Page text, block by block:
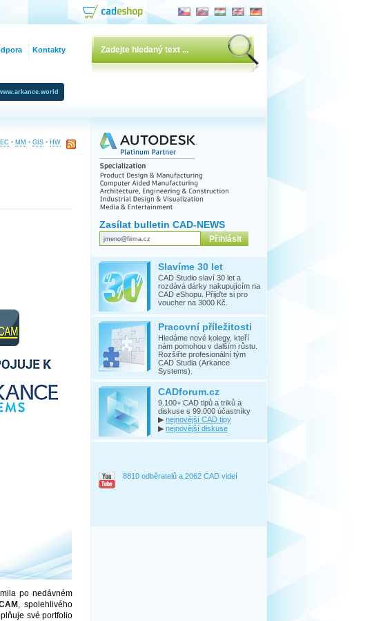
• MM • GIS • HW
po nedávném
, spolehlivého
své portfolio
Zasílat bulletin CAD-NEWS
Slavíme 30 let
CAD Studio slaví 30 let a
rozdává dárky nakupujícím na
CAD eShopu. Přijďte si pro
voucher na 3000 Kč.
Pracovní příležitosti
Hledáme nové kolegy, kteří
nám pomohou v dalším růstu.
Rozšiřte profesionální tým
CAD Studia (Arkance
Systems).
CADforum.cz
9.100+ CAD tipů a triků a
diskuse s 99.000 účastníky
▶ nejnovější CAD tipy
▶ nejnovější diskuse
8810 odběratelů a 2062 CAD videí
Kontakty